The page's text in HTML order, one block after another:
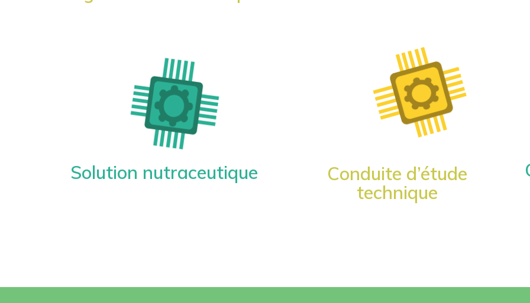
Solution nutraceutique
Conduite d’étude
technique